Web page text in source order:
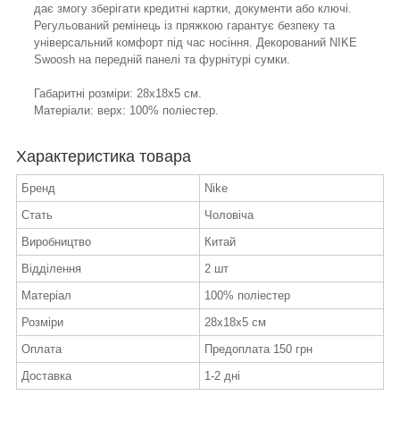
дає змогу зберігати кредитні картки, документи або ключі.
Регульований ремінець із пряжкою гарантує безпеку та
універсальний комфорт під час носіння. Декорований NIKE
Swoosh на передній панелі та фурнітурі сумки.
Габаритні розміри: 28x18x5 см.
Матеріали: верх: 100% поліестер.
Характеристика товара
Бренд
Nike
Стать
Чоловіча
Виробництво
Китай
Відділення
2 шт
Матеріал
100% поліестер
Розміри
28x18x5 см
Оплата
Предоплата 150 грн
Доставка
1-2 дні